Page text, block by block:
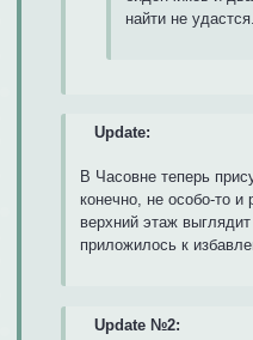
найти не
Update:
В Часовне теперь
конечно, не особо-то
верхний этаж
приложилось к
Update №2: